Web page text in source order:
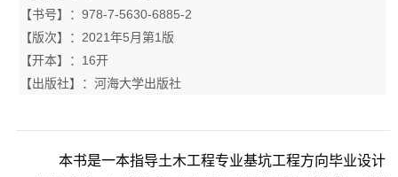
【书号】：978-7-5630-6885-2
【版次】：2021年5月第1版
【开本】：16开
【出版社】：河海大学出版社
本书是一本指导土木工程专业基坑工程方向毕业设计